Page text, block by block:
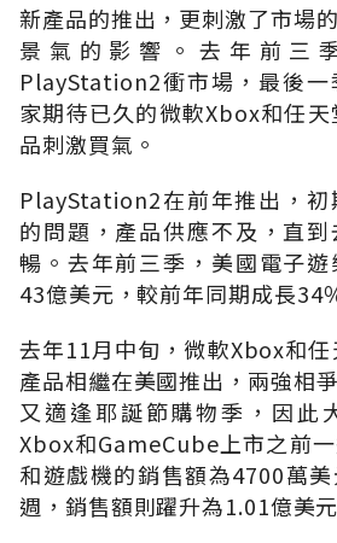
新產品的推出，更刺激了市場
景氣的影響。去年前三
PlayStation2衝市場，最後一
家期待已久的微軟Xbox和任
品刺激買氣。
PlayStation2在前年推出，初
的問題，產品供應不及，直
暢。去年前三季，美國電子
43億美元，較前年同期成長34
去年11月中旬，微軟Xbox和
產品相繼在美國推出，兩強相
又適逢耶誕節購物季，因此
Xbox和GameCube上市之前
和遊戲機的銷售額為4700萬
週，銷售額則躍升為1.01億美元